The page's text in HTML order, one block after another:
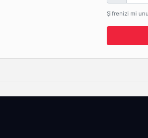
Şifrenizi mi